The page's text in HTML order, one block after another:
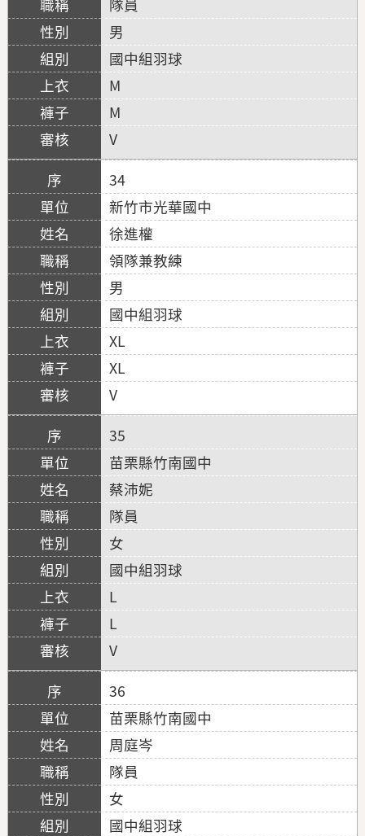
隊員
男
國中組羽球
M
M
V
34
新竹市光華國中
徐進權
領隊兼教練
男
國中組羽球
XL
XL
V
35
苗栗縣竹南國中
蔡沛妮
隊員
女
國中組羽球
L
L
V
36
苗栗縣竹南國中
周庭岑
隊員
女
國中組羽球